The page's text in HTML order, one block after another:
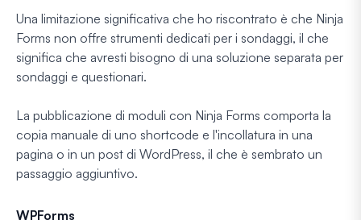
Una limitazione significativa che ho riscontrato è che Ninja
Forms non offre strumenti dedicati per i sondaggi, il che
significa che avresti bisogno di una soluzione separata per
sondaggi e questionari.
La pubblicazione di moduli con Ninja Forms comporta la
copia manuale di uno shortcode e l'incollatura in una
pagina o in un post di WordPress, il che è sembrato un
passaggio aggiuntivo.
WPForms